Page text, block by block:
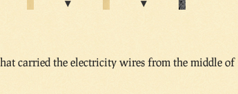
carried the electricity wires from the middle of